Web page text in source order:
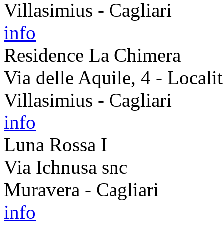
Villasimius - Cagliari
info
Residence La Chimera
Via delle Aquile, 4 -
Villasimius - Cagliari
info
Luna Rossa I
Via Ichnusa snc
Muravera - Cagliari
info